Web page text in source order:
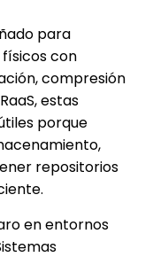
para
con
compresión
estas
porque
repositorios
en entornos